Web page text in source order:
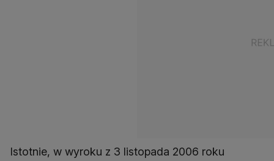
Istotnie, w wyroku z 3 listopada 2006 roku